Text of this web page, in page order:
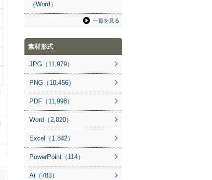
（Word）
一覧を見る
素材形式
JPG（11,979）
PNG（10,456）
PDF（11,998）
Word（2,020）
Excel（1,842）
PowerPoint（114）
Ai（783）